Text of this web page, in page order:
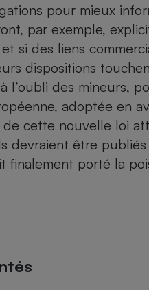
pour mieux
par exemple,
si des liens
dispositions
l’oubli des mineurs,
adoptée en
de cette nouvelle loi
devraient être
finalement porté la
alimentaire
Champagne -
emprunteur
- Ustensile
Matelas
Mutuelle